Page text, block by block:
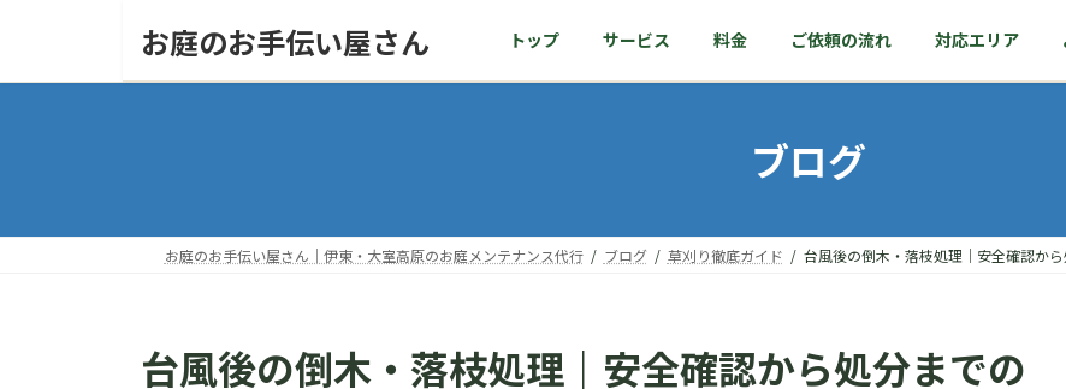
ッ
移
お庭のお手伝い屋さん トップ サービス 料金 ご依頼の流れ 対応エリア
ブログ
お庭のお手伝い屋さん｜伊東・大室高原のお庭メンテナンス代行 ブログ 草刈り徹底ガイド 台風後の倒木・落枝処理｜安全確認か
台風後の倒木・落枝処理｜安全確認から処分までの